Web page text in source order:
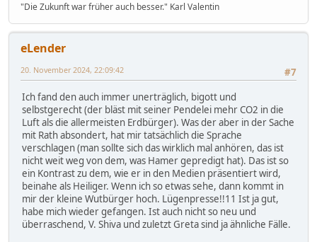
"Die Zukunft war früher auch besser." Karl Valentin
eLender
#7
20. November 2024, 22:09:42
Ich fand den auch immer unerträglich, bigott und
selbstgerecht (der bläst mit seiner Pendelei mehr CO2 in die
Luft als die allermeisten Erdbürger). Was der aber in der Sache
mit Rath absondert, hat mir tatsächlich die Sprache
verschlagen (man sollte sich das wirklich mal anhören, das ist
nicht weit weg von dem, was Hamer gepredigt hat). Das ist so
ein Kontrast zu dem, wie er in den Medien präsentiert wird,
beinahe als Heiliger. Wenn ich so etwas sehe, dann kommt in
mir der kleine Wutbürger hoch. Lügenpresse!!11 Ist ja gut,
habe mich wieder gefangen. Ist auch nicht so neu und
überraschend, V. Shiva und zuletzt Greta sind ja ähnliche Fälle.